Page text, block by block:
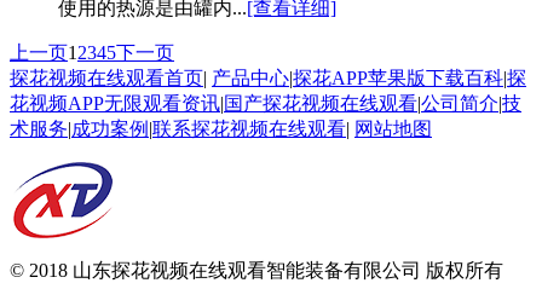
使用的热源是由罐内...[查看详细]
上一页1 2345下一页
探花视频在线观看首页| 产品中心|探花APP苹果版下载百科|探
花视频APP无限观看资讯|国产探花视频在线观看|公司简介|技
术服务|成功案例 |联系探花视频在线观看| 网站地图
© 2018 山东探花视频在线观看智能装备有限公司 版权所有